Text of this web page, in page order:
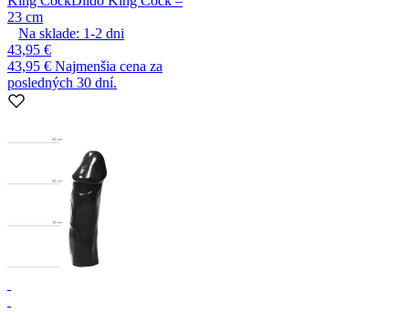
23 cm
Na sklade: 1-2 dni
43,95 €
43,95 € Najmenšia cena za
posledných 30 dní.